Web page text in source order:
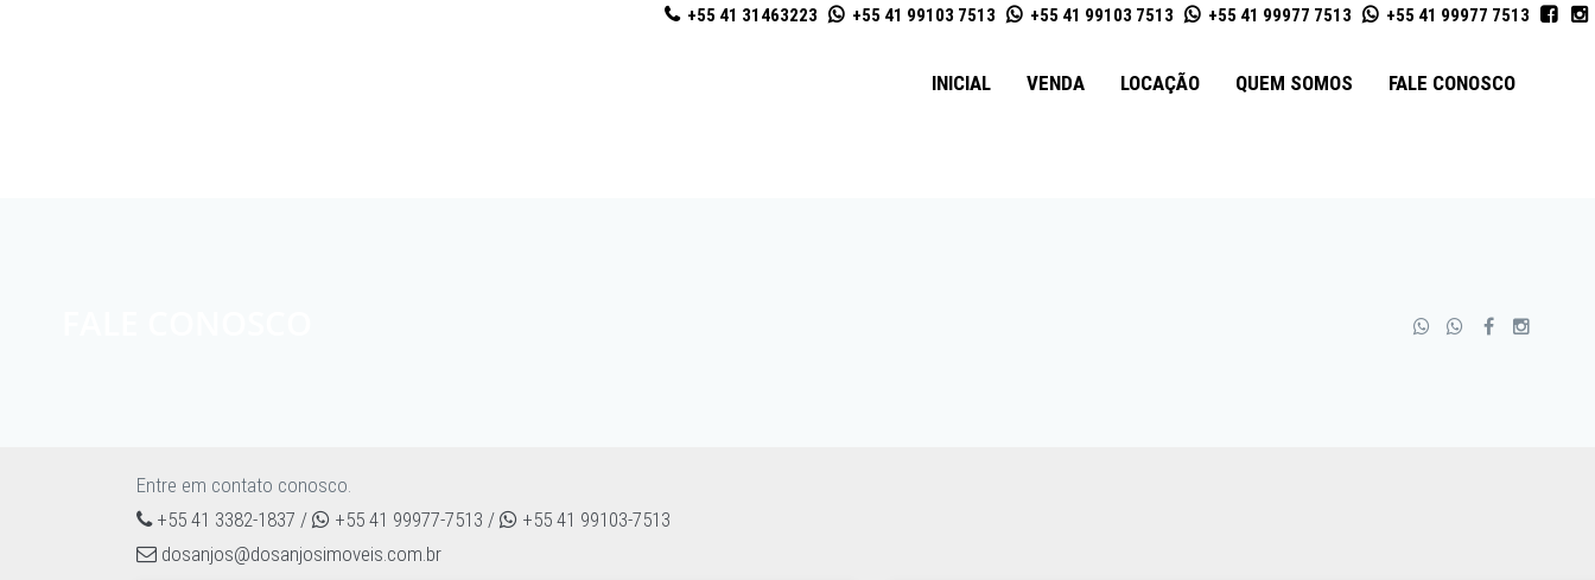
+55 41 31463223 +55 41 99103 7513 +55 41 99103 7513 +55 41 99977 7513 +55 41 99977 7513
INICIAL VENDA LOCAÇÃO QUEM SOMOS FALE CONOSCO
Entre em contato conosco.
+55 41 3382-1837 /
+55 41 99977-7513 /
+55 41 99103-7513
dosanjos@dosanjosimoveis.com.br